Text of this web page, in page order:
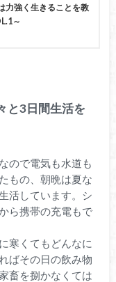
力強く生きることを教
～
と3日間生活を
ので電気も水道も
もの、朝晩は夏な
活しています。シ
ら携帯の充電もで
寒くてもどんなに
ばその日の飲み物
畜を捌かなくては